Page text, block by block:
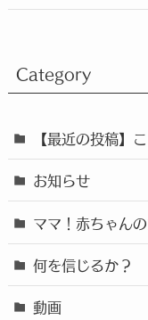
Category
【最近の投稿】
お知らせ
ママ！赤ちゃん
何を信じるか？
動画